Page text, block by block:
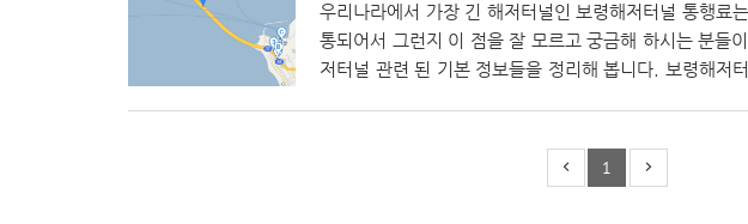
우리나라에서 가장 긴 해저터널인 보령해저터널 통행료
통되어서 그런지 이 점을 잘 모르고 궁금해 하시는 분들
저터널 관련 된 기본 정보들을 정리해 봅니다. 보령해저
에는 톨게이트 부스가 없습니다. 하이패스가 있어야 통
니다. 보령 머드 축제 등 대천해수욕장 주변으로 멋진
1